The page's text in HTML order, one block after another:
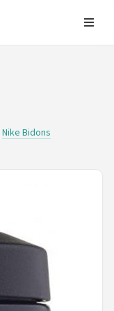
Nike Bidons